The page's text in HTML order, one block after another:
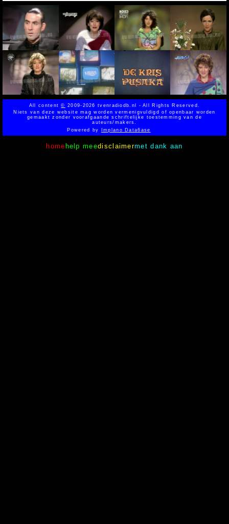
All content© 2009-2026 tvenradiodb.nl - All Rights Reserved.
Niets van deze website mag worden vermenigvuldigd of openbaar worden
gemaakt zonder voorafgaande schriftelijke toestemming van de
auteurs/makers.
Powered byImplano Data6ase
homehelp meedisclaimermet dank aan